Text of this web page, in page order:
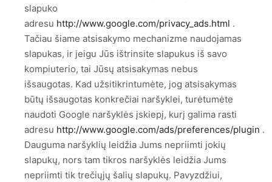
slapuko
adresu http://www.google.com/privacy_ads.html .
Tačiau šiame atsisakymo mechanizme naudojamas
slapukas, ir jeigu Jūs ištrinsite slapukus iš savo
kompiuterio, tai Jūsų atsisakymas nebus
išsaugotas. Kad užsitikrintumėte, jog atsisakymas
būtų išsaugotas konkrečiai naršyklei, turėtumėte
naudoti Google naršyklės įskiepį, kurį galima rasti
adresu http://www.google.com/ads/preferences/plugin .
Dauguma naršyklių leidžia Jums nepriimti jokių
slapukų, nors tam tikros naršyklės leidžia Jums
nepriimti tik trečiųjų šalių slapukų. Pavyzdžiui,